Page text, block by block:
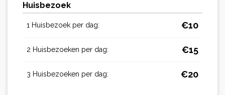
Huisbezoek
1 Huisbezoek per dag: €10
2 Huisbezoeken per dag: €15
3 Huisbezoeken per dag: €20